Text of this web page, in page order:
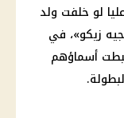
لو خلفت ولد
زيكو»، في
أسماؤهم